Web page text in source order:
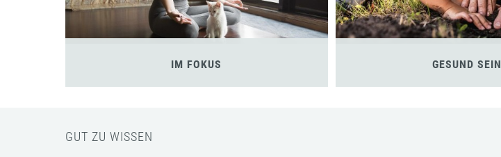
IM FOKUS GESUND SEIN
GUT ZU WISSEN